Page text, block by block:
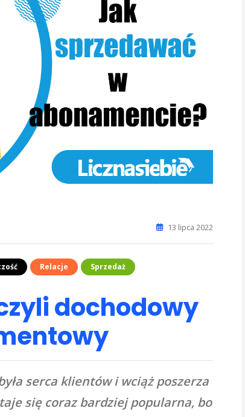
13 lipca 2022
Relacje Sprzedaż
dochodowy
serca klientów i wciąż poszerza
się coraz bardziej popularna, bo